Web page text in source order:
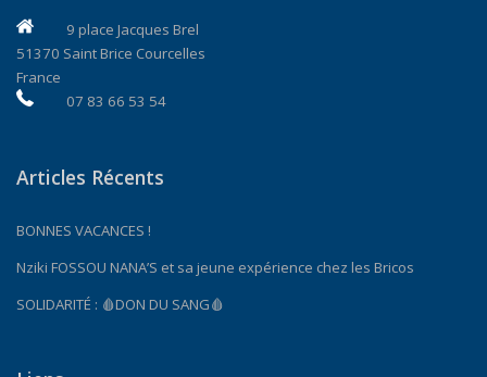
9 place Jacques Brel
51370 Saint Brice Courcelles
France
07 83 66 53 54
Articles Récents
BONNES VACANCES !
Nziki FOSSOU NANA’S et sa jeune expérience chez les Bricos
SOLIDARITÉ : 🩸DON DU SANG🩸